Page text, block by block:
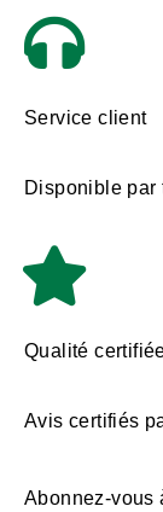
Service client
Disponible par
Qualité
Avis certifiés
Abonnez-vous